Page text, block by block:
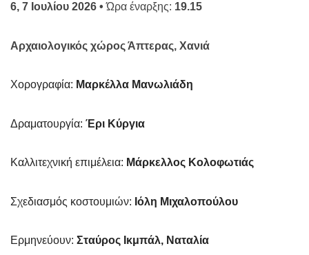
6, 7 Ιουλίου 2026 •Ώρα έναρξης: 19.15
Αρχαιολογικός χώρος Άπτερας, Χανιά
Χορογραφία: Μαρκέλλα Μανωλιάδη
Δραματουργία: Έρι Κύργια
Καλλιτεχνική επιμέλεια: Μάρκελλος Κολοφωτιάς
Σχεδιασμός κοστουμιών: Ιόλη Μιχαλοπούλου
Ερμηνεύουν: Σταύρος Ικμπάλ, Ναταλία